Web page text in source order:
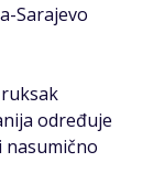
Sarajevo
određuje
nasumično